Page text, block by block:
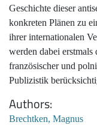
Geschichte dieser
konkreten Plänen zu
ihrer internationalen
werden dabei erstmals
französischer und
Publizistik
Authors
Brechtken, Magnus